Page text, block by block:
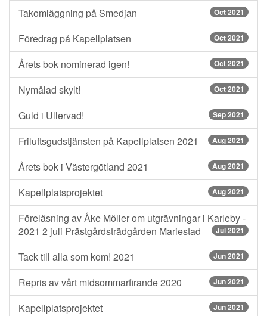
Takomläggning på Smedjan Oct 2021
Föredrag på Kapellplatsen Oct 2021
Årets bok nominerad igen! Oct 2021
Nymålad skylt! Oct 2021
Guld i Ullervad! Sep 2021
Friluftsgudstjänsten på Kapellplatsen 2021 Aug 2021
Årets bok i Västergötland 2021 Aug 2021
Kapellplatsprojektet Aug 2021
Föreläsning av Åke Möller om utgrävningar i Karleby -
2021 2 juli Prästgårdsträdgården Mariestad
Jul 2021
Tack till alla som kom! 2021 Jun 2021
Repris av vårt midsommarfirande 2020 Jun 2021
Kapellplatsprojektet Jun 2021